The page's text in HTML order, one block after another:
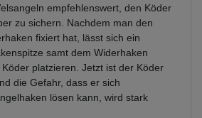
empfehlenswert, den Köder
zu sichern. Nachdem man den
fixiert hat, lässt sich ein
samt dem Widerhaken
platzieren. Jetzt ist der Köder
die Gefahr, dass er sich
lösen kann, wird stark